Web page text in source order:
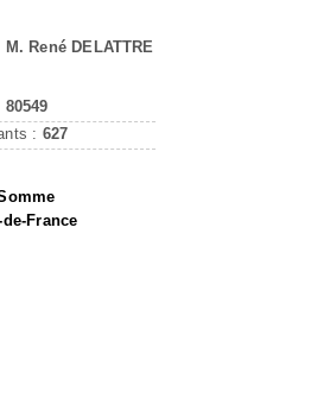
M. René DELATTRE
80549
: 627
de-France